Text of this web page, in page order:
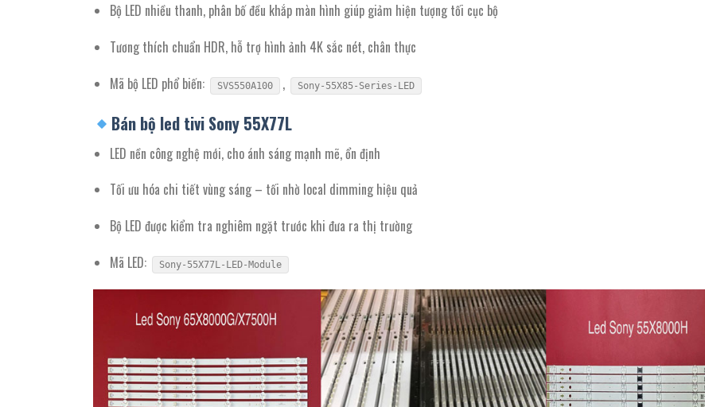
Bộ LED nhiều thanh, phân bố đều khắp màn hình giúp giảm hiện tượng tối cục bộ
Tương thích chuẩn HDR, hỗ trợ hình ảnh 4K sắc nét, chân thực
Mã bộ LED phổ biến:
SVS550A100 , Sony-55X85-Series-LED
Bán bộ led tivi Sony 55X77L
LED nền công nghệ mới, cho ánh sáng mạnh mẽ, ổn định
Tối ưu hóa chi tiết vùng sáng – tối nhờ local dimming hiệu quả
Bộ LED được kiểm tra nghiêm ngặt trước khi đưa ra thị trường
Mã LED:
Sony-55X77L-LED-Module